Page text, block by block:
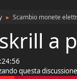
► Scambio monete
a
questa